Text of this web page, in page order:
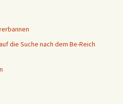
die Suche nach dem Be-Reich